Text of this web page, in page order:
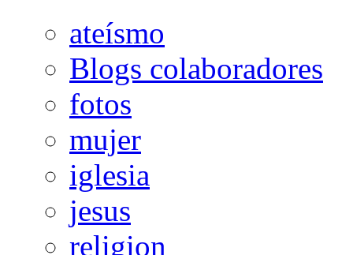
ateísmo
Blogs colaboradores
fotos
mujer
iglesia
jesus
religion